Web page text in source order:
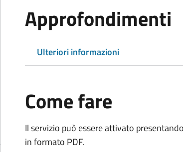
Approfondimenti
Ulteriori informazioni
Come fare
Il servizio può essere attivato
in formato PDF.